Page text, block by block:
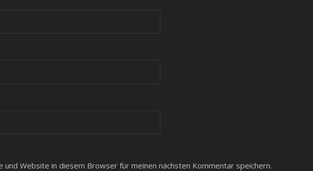
und Website in diesem Browser für meinen nächsten Kommentar speichern.